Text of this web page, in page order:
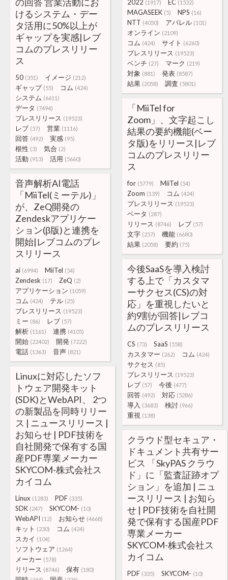
2022 (1917) EC (1532)
MAGASEEK (5) NPS (16)
NTT (4050) アパレル (101)
オンライン (2109)
コム (424) サイト (6260)
プレスリリース (19523)
ベンチ (27) マーク (219)
対象 (881) 発表 (8587)
結果 (2058) 調査 (5801)
けるシステム・デー
タ活用に50%以上が
ギャップを実感|レブ
コムのプレスリリー
ス
50 (351) イメージ (212)
ギャップ (55) コム (424)
システム (6611)
データ (7494)
プレスリリース (19523)
レブ (57) 営業 (1116)
回答 (492) 実感 (95)
根性 (3) 気合 (2)
活動 (913) 活用 (5660)
「MiiTel for
Zoom」、文字起こし
結果の要約機能(ベー
タ版)をリリース|レブ
コムのプレスリリー
ス
for (5779) MiiTel (54)
Zoom (139) コム (424)
プレスリリース (19523)
ベータ (287)
リリース (8746) レブ (57)
文字 (257) 機能 (6680)
結果 (2058) 要約 (75)
音声解析AI電話
「MiiTel(ミーテル)」
が、ZeQ開発の
Zendeskアプリケー
ション(β版)と連携を
開始|レブコムのプレ
スリリース
ai (6994) MiiTel (54)
Zendesk (17) ZeQ (2)
アプリケーション (1059)
コム (424) テル (25)
プレスリリース (19523)
ミー (86) レブ (57)
解析 (1161) 連携 (4105)
開始 (22402) 開発 (7222)
電話 (1363) 音声 (821)
今後SaaSを導入検討
する上で「カスタマ
ーサクセス(CS)の対
応」を重視したいと
約9割が回答|レブコ
ムのプレスリリース
CS (73) SaaS (558)
カスタマー (262) コム (424)
サクセス (85)
プレスリリース (19523)
レブ (57) 今後 (477)
回答 (492) 対応 (5286)
導入 (3683) 検討 (966)
重視 (138)
Linuxに対応したソフ
トウェア開発キット
(SDK)とWebAPI、 2つ
の新製品を同時リリー
ス | ニュースリリース |
お知らせ | PDF技術を
自社開発で保有する国
産PDF専業メーカー
SKYCOM-株式会社ス
カイコム
Linux (1283) PDF (335)
SDK (247) SKYCOM- (10)
WebAPI (12) お知らせ (4668)
キット (230) コム (424)
スカイ (104)
ソフトウェア (1264)
メーカー (578)
リリース (8746) 保有 (180)
クラウド型セキュア・
ドキュメント共有サー
ビス 「SkyPAS クラウ
ド」に「監査証跡オプ
ション」を追加 | ニュ
ースリリース | お知ら
せ | PDF技術を自社開
発で保有する国産PDF
専業メーカー
SKYCOM-株式会社ス
カイコム
PDF (335) SKYCOM- (10)